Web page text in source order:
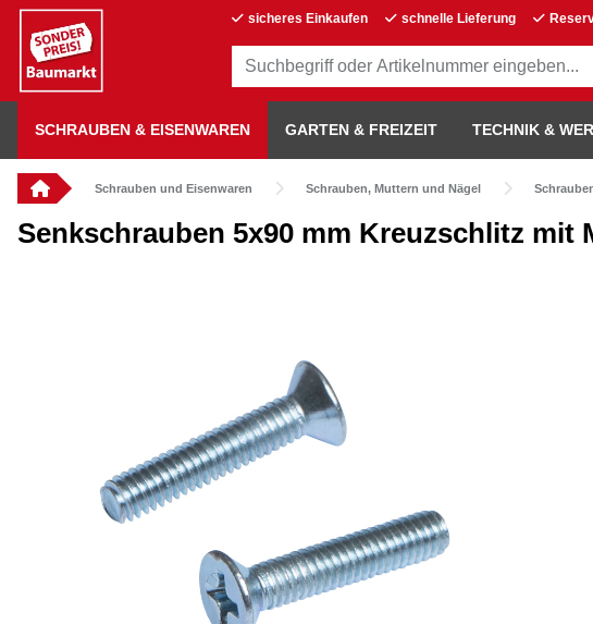
sicheres Einkaufen schnelle Lieferung
SCHRAUBEN & EISENWAREN GARTEN & FREIZEIT TECHNIK &
Schrauben und Eisenwaren Schrauben, Muttern und Nägel
Senkschrauben 5x90 mm Kreuzschlitz mit